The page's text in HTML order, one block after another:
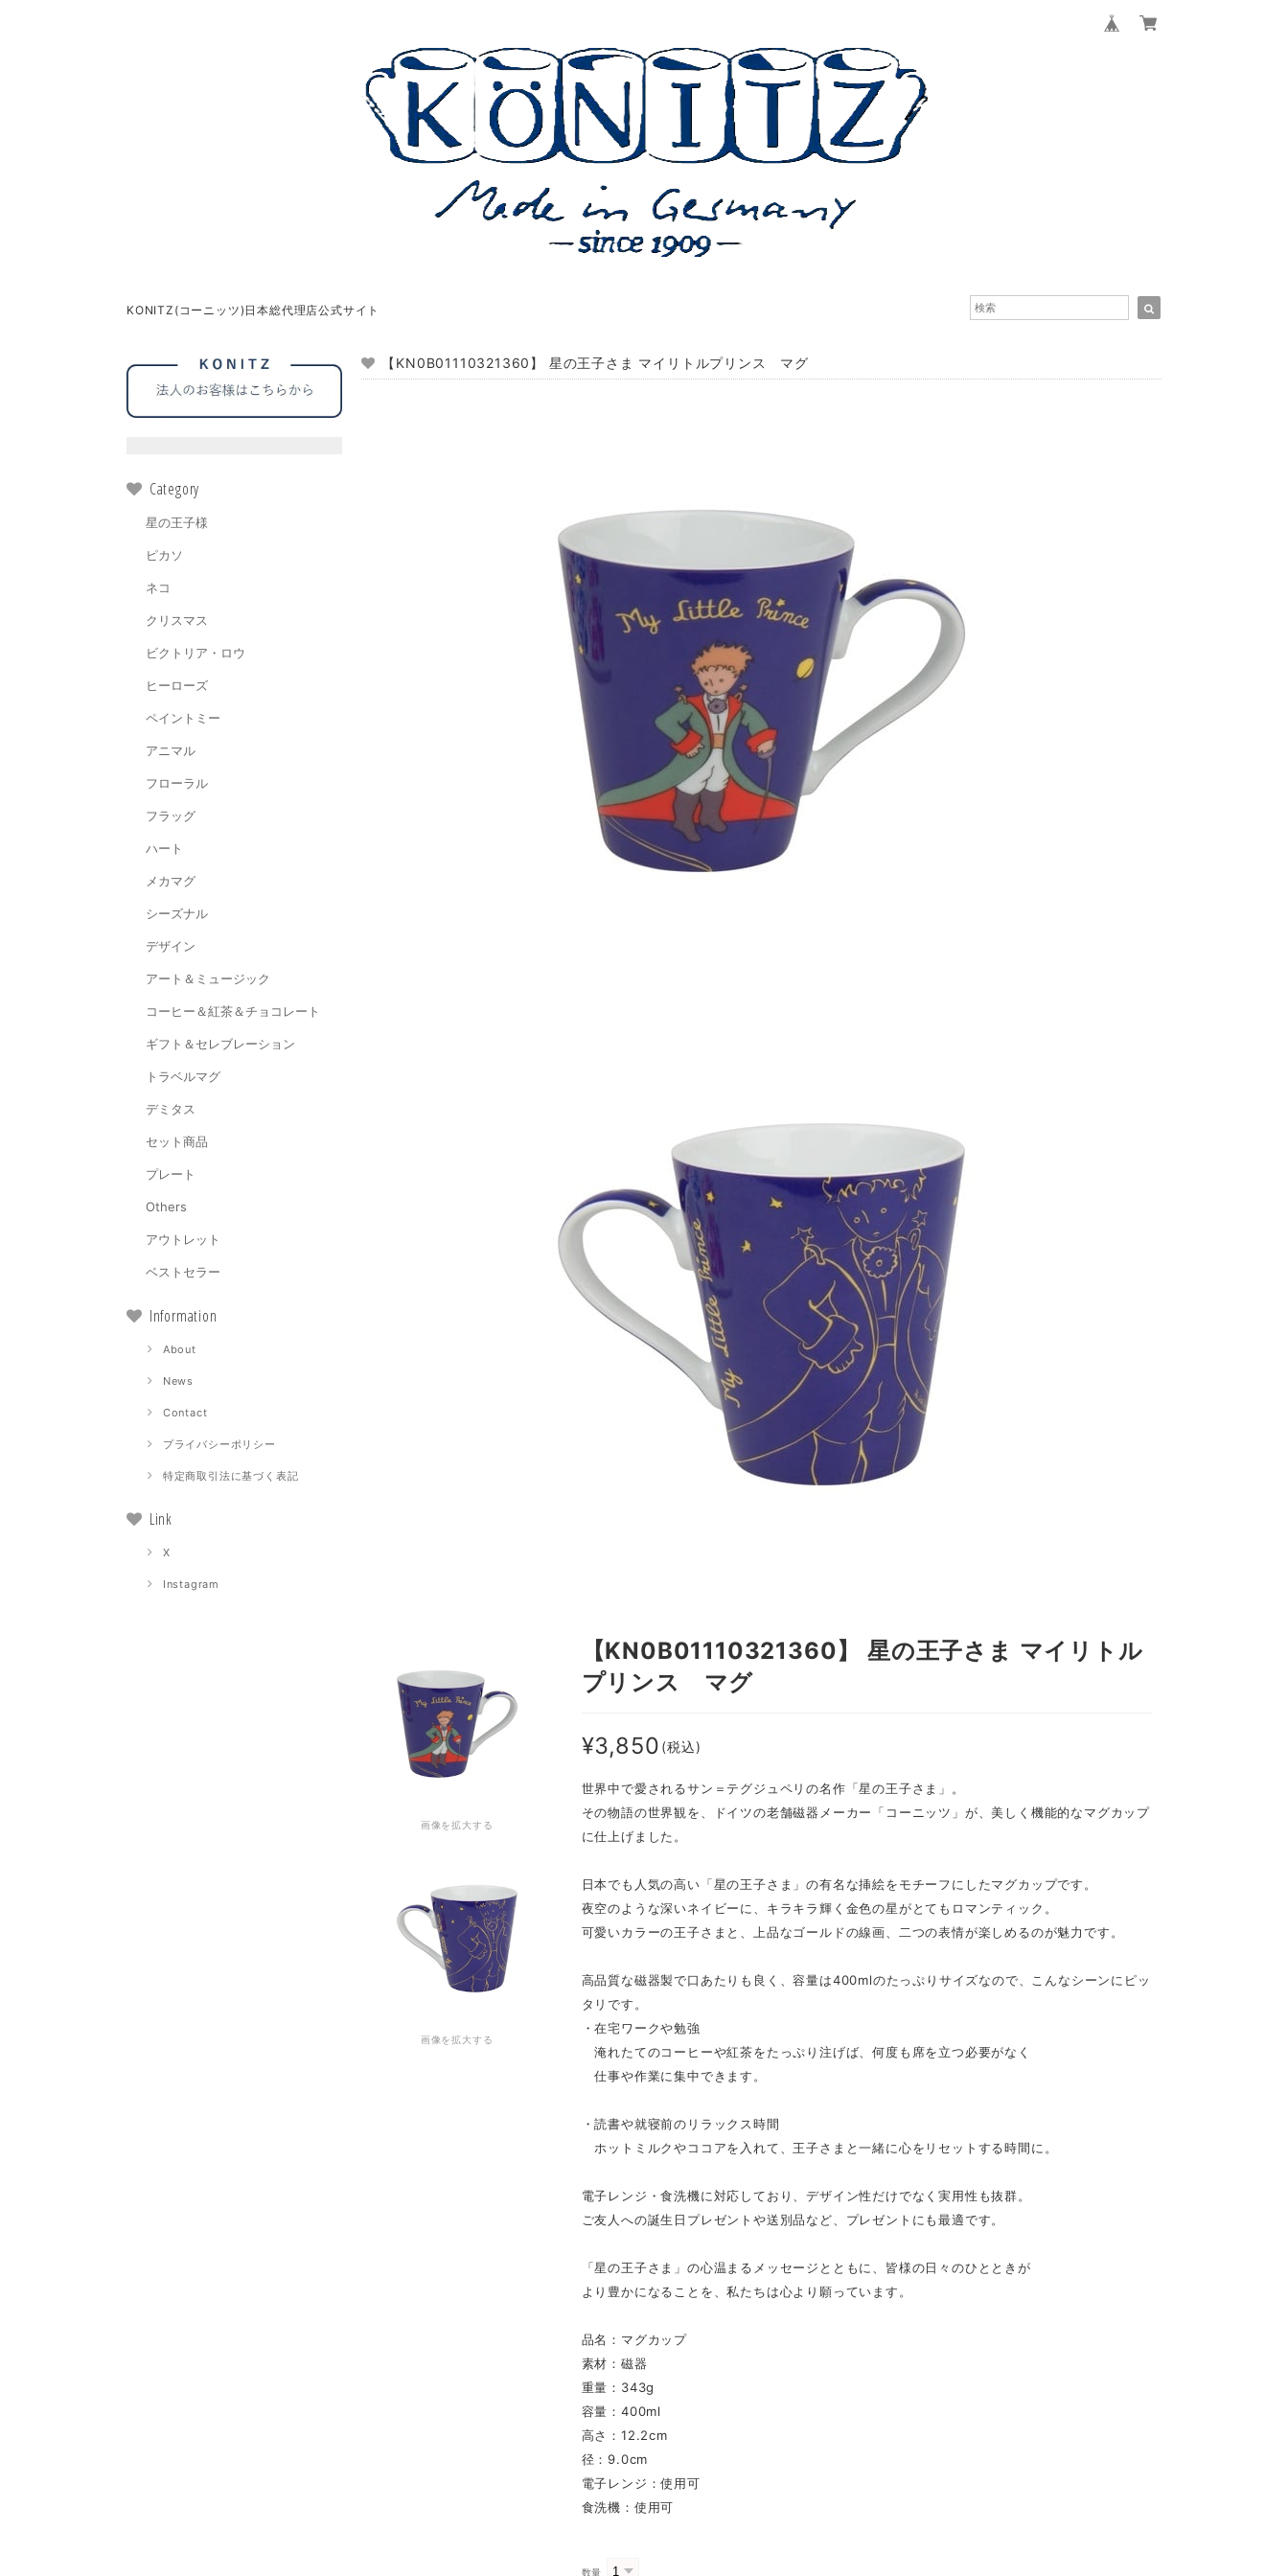
KONITZ(コーニッツ)日本総代理店公式サイト
Category
星の王子様
ピカソ
ネコ
クリスマス
ビクトリア・ロウ
ヒーローズ
ペイントミー
アニマル
フローラル
フラッグ
ハート
メカマグ
シーズナル
デザイン
アート＆ミュージック
コーヒー＆紅茶＆チョコレート
ギフト＆セレブレーション
トラベルマグ
デミタス
セット商品
プレート
Others
アウトレット
ベストセラー
Information
About
News
Contact
プライバシーポリシー
特定商取引法に基づく表記
Link
X
Instagram
【KN0B01110321360】 星の王子さま マイリトルプリンス マグ
画像を拡大する
画像を拡大する
【KN0B01110321360】 星の王子さま マイリトル
プリンス マグ
¥3,850 (税込)
世界中で愛されるサン＝テグジュペリの名作「星の王子さま」。
その物語の世界観を、ドイツの老舗磁器メーカー「コーニッツ」が、美しく機能的なマグカップ
に仕上げました。
日本でも人気の高い「星の王子さま」の有名な挿絵をモチーフにしたマグカップです。
夜空のような深いネイビーに、キラキラ輝く金色の星がとてもロマンティック。
可愛いカラーの王子さまと、上品なゴールドの線画、二つの表情が楽しめるのが魅力です。
高品質な磁器製で口あたりも良く、容量は400mlのたっぷりサイズなので、こんなシーンにピッ
タリです。
・在宅ワークや勉強
淹れたてのコーヒーや紅茶をたっぷり注げば、何度も席を立つ必要がなく
仕事や作業に集中できます。
・読書や就寝前のリラックス時間
ホットミルクやココアを入れて、王子さまと一緒に心をリセットする時間に。
電子レンジ・食洗機に対応しており、デザイン性だけでなく実用性も抜群。
ご友人への誕生日プレゼントや送別品など、プレゼントにも最適です。
「星の王子さま」の心温まるメッセージとともに、皆様の日々のひとときが
より豊かになることを、私たちは心より願っています。
品名：マグカップ
素材：磁器
重量：343g
容量：400ml
高さ：12.2cm
径：9.0cm
電子レンジ：使用可
食洗機：使用可
数量